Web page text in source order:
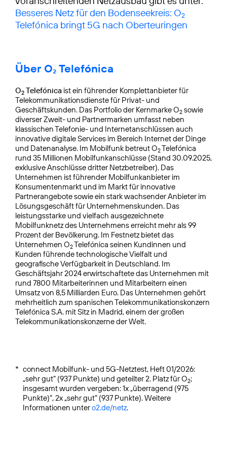
Besseres Netz für den Bodenseekreis: O2
Telefónica bringt 5G nach Oberteuringen
Über O₂ Telefónica
O2 Telefónica ist ein führender Komplettanbieter für
Telekommunikationsdienste für Privat- und
Geschäftskunden. Das Portfolio der Kernmarke O2 sowie
diverser Zweit- und Partnermarken umfasst neben
klassischen Telefonie- und Internetanschlüssen auch
innovative digitale Services im Bereich Internet der Dinge
und Datenanalyse. Im Mobilfunk betreut O2Telefónica
rund 35 Millionen Mobilfunkanschlüsse (Stand 30.09.2025,
exklusive Anschlüsse dritter Netzbetreiber). Das
Unternehmen ist führender Mobilfunkanbieter im
Konsumentenmarkt und im Markt für innovative
Partnerangebote sowie ein stark wachsender Anbieter im
Lösungsgeschäft für Unternehmenskunden. Das
leistungsstarke und vielfach ausgezeichnete
Mobilfunknetz des Unternehmens erreicht mehr als 99
Prozent der Bevölkerung. Im Festnetz bietet das
Unternehmen O2Telefónica seinen Kundinnen und
Kunden führende technologische Vielfalt und
geografische Verfügbarkeit in Deutschland. Im
Geschäftsjahr 2024 erwirtschaftete das Unternehmen mit
rund 7800 Mitarbeiterinnen und Mitarbeitern einen
Umsatz von 8,5 Milliarden Euro. Das Unternehmen gehört
mehrheitlich zum spanischen Telekommunikationskonzern
Telefónica S.A. mit Sitz in Madrid, einem der großen
Telekommunikationskonzerne der Welt.
* connect Mobilfunk- und 5G-Netztest, Heft 01/2026:
„sehr gut“ (937 Punkte) und geteilter 2. Platz für O2;
insgesamt wurden vergeben: 1x „überragend (975
Punkte)“, 2x „sehr gut“ (937 Punkte). Weitere
Informationen untero2.de/netz.